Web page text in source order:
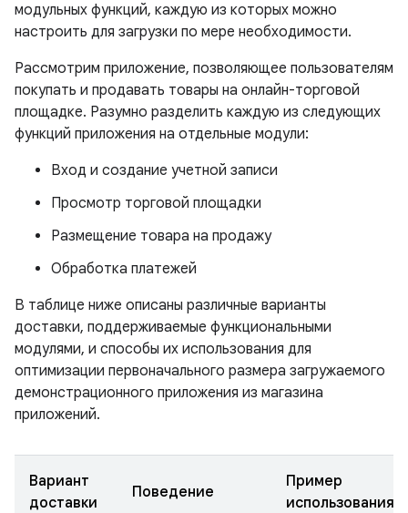
модульных функций, каждую из которых можно
настроить для загрузки по мере необходимости.
Рассмотрим приложение, позволяющее пользователям
покупать и продавать товары на онлайн-торговой
площадке. Разумно разделить каждую из следующих
функций приложения на отдельные модули:
Вход и создание учетной записи
Просмотр торговой площадки
Размещение товара на продажу
Обработка платежей
В таблице ниже описаны различные варианты
доставки, поддерживаемые функциональными
модулями, и способы их использования для
оптимизации первоначального размера загружаемого
демонстрационного приложения из магазина
приложений.
Вариант
доставки
Поведение
Пример
использования